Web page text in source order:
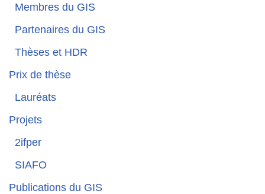
Membres du GIS
Partenaires du GIS
Thèses et HDR
Prix de thèse
Lauréats
Projets
2ifper
SIAFO
Publications du GIS